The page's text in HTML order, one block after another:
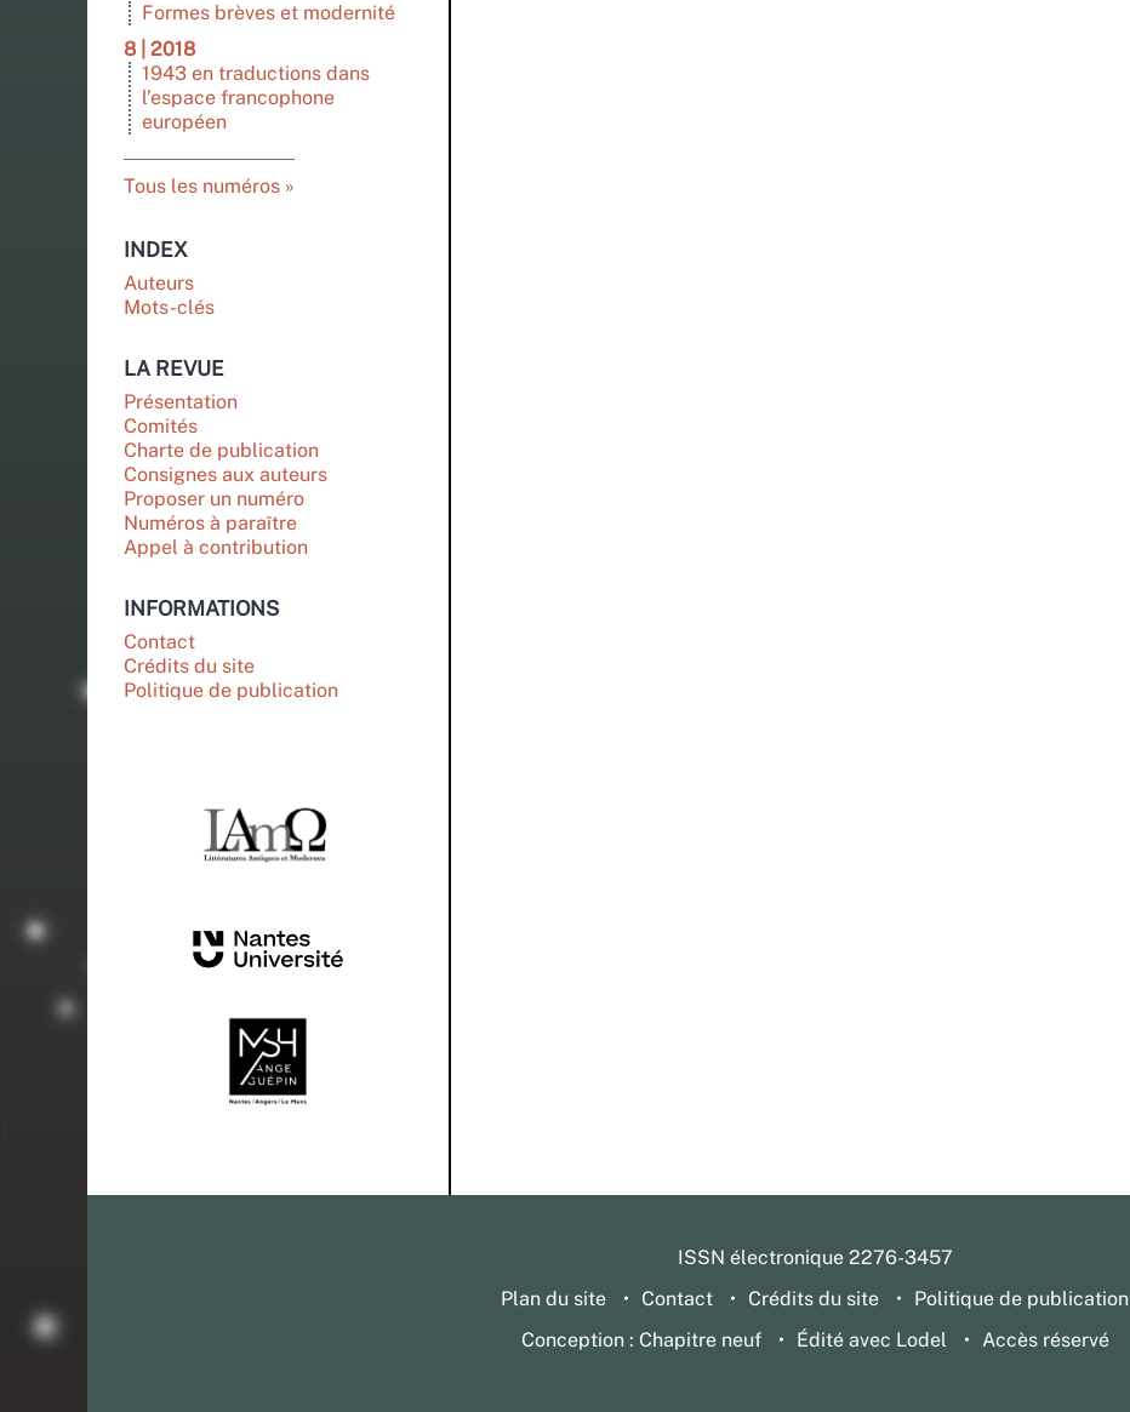
Formes brèves et modernité
8 | 2018
1943 en traductions dans
l’espace francophone
européen
Tous les numéros
INDEX
Auteurs
Mots-clés
LA REVUE
Présentation
Comités
Charte de publication
Consignes aux auteurs
Proposer un numéro
Numéros à paraître
Appel à contribution
INFORMATIONS
Contact
Crédits du site
Politique de publication
ISSN électronique 2276-3457
Plan du site
Contact Crédits du site
Politique de publication
Conception : Chapitre neuf
Édité avec Lodel Accès réservé